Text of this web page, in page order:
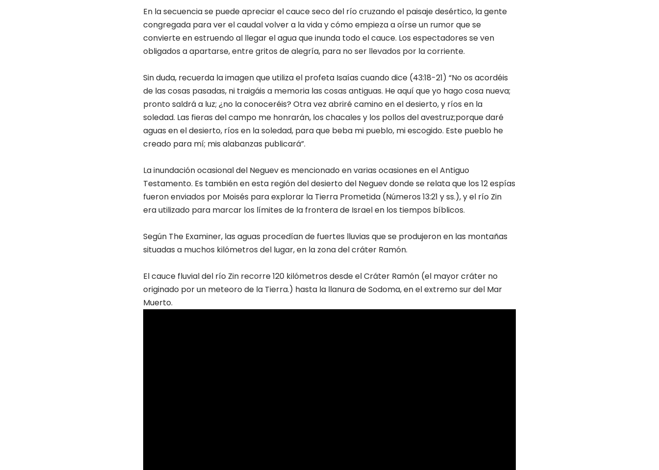
En la secuencia se puede apreciar el cauce seco del río cruzando el paisaje desértico, la gente
congregada para ver el caudal volver a la vida y cómo empieza a oírse un rumor que se
convierte en estruendo al llegar el agua que inunda todo el cauce. Los espectadores se ven
obligados a apartarse, entre gritos de alegría, para no ser llevados por la corriente.
Sin duda, recuerda la imagen que utiliza el profeta Isaías cuando dice (43:18-21) “No os acordéis
de las cosas pasadas, ni traigáis a memoria las cosas antiguas. He aquí que yo hago cosa nueva;
pronto saldrá a luz; ¿no la conoceréis? Otra vez abriré camino en el desierto, y ríos en la
soledad. Las fieras del campo me honrarán, los chacales y los pollos del avestruz;porque daré
aguas en el desierto, ríos en la soledad, para que beba mi pueblo, mi escogido. Este pueblo he
creado para mí; mis alabanzas publicará”.
La inundación ocasional del Neguev es mencionado en varias ocasiones en el Antiguo
Testamento. Es también en esta región del desierto del Neguev donde se relata que los 12 espías
fueron enviados por Moisés para explorar la Tierra Prometida (Números 13:21 y ss.), y el río Zin
era utilizado para marcar los límites de la frontera de Israel en los tiempos bíblicos.
Según The Examiner, las aguas procedían de fuertes lluvias que se produjeron en las montañas
situadas a muchos kilómetros del lugar, en la zona del cráter Ramón.
El cauce fluvial del río Zin recorre 120 kilómetros desde el Cráter Ramón (el mayor cráter no
originado por un meteoro de la Tierra.) hasta la llanura de Sodoma, en el extremo sur del Mar
Muerto.